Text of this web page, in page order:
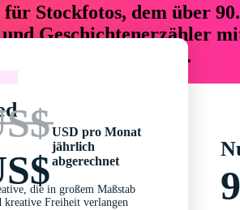
Stockfotos, dem über
Geschichtenerzähler
Budget einsparen.
USD pro Monat
jährlich
abgerechnet
die in großem Maßstab
kreative Freiheit verlangen